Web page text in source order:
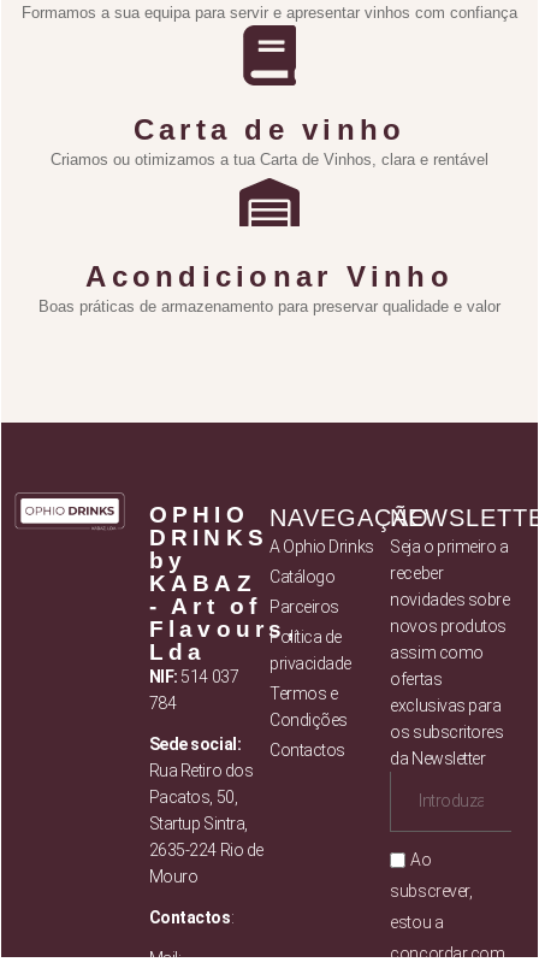
Formamos a sua equipa para servir e apresentar vinhos com confiança
Carta de vinho
Criamos ou otimizamos a tua Carta de Vinhos, clara e rentável
Acondicionar Vinho
Boas práticas de armazenamento para preservar qualidade e valor
OPHIO
DRINKS
by
KABAZ
- Art of
Flavours,
Lda
NIF: 514 037
784
Sede social:
Rua Retiro dos
Pacatos, 50,
Startup Sintra,
2635-224 Rio de
Mouro
Contactos:
Mail:
NAVEGAÇÃO
A Ophio Drinks
Catálogo
Parceiros
Política de
privacidade
Termos e
Condições
Contactos
Seja o primeiro a
receber
novidades sobre
novos produtos
assim como
ofertas
exclusivas para
os subscritores
da Newsletter
Ao
subscrever,
estou a
concordar com